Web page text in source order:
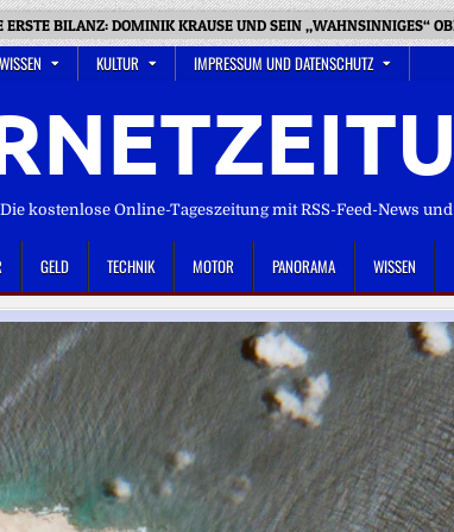
BILANZ: DOMINIK KRAUSE UND SEIN „WAHNSINNIGES“
KULTUR IMPRESSUM UND DATENSCHUTZ
kostenlose Online-Tageszeitung mit RSS-Feed-News
GELD TECHNIK MOTOR PANORAMA WISSEN